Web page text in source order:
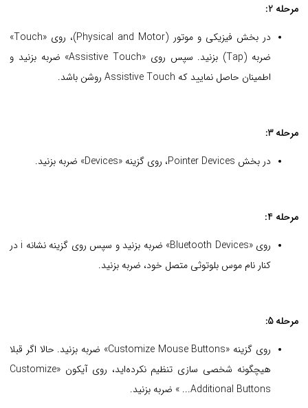
مرحله 2:
در بخش فیزیکی و موتور (Physical and Motor)، روی «Touch»
ضربه (Tap) بزنید. سپس روی «Assistive Touch» ضربه بزنید و
اطمینان حاصل نمایید که Assistive Touch روشن باشد.
مرحله 3:
در بخش Pointer Devices، روی گزینه «Devices» ضربه بزنید.
مرحله 4:
روی «Bluetooth Devices» ضربه بزنید و سپس روی گزینه نشانه i در
کنار نام موس بلوتوثی متصل خود، ضربه بزنید.
مرحله 5:
روی گزینه «Customize Mouse Buttons» ضربه بزنید. حالا اگر قبلا
هیچگونه شخصی سازی تنظیم نکرده‌اید، روی آیکون «Customize
Additional Buttons... » ضربه بزنید.